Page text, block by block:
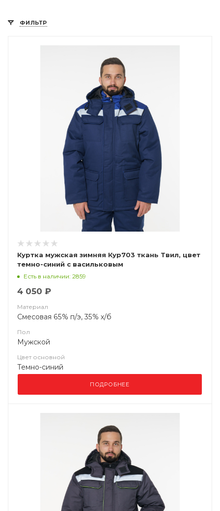
ФИЛЬТР
Куртка мужская зимняя Кур703 ткань Твил, цвет
темно-синий с васильковым
Есть в наличии: 2859
4 050 ₽
Материал
Смесовая 65% п/э, 35% х/б
Пол
Мужской
Цвет основной
Темно-синий
ПОДРОБНЕЕ